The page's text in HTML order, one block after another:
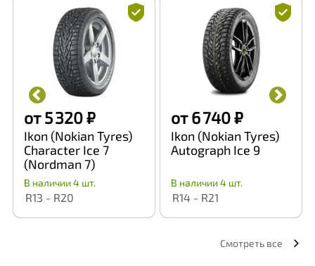
от 5 320 ₽
Ikon (Nokian Tyres)
Character Ice 7
(Nordman 7)
В наличии 4 шт.
R13 - R20
от 6 740 ₽
Ikon (Nokian Tyres)
Autograph Ice 9
В наличии 4 шт.
R14 - R21
Смотреть все